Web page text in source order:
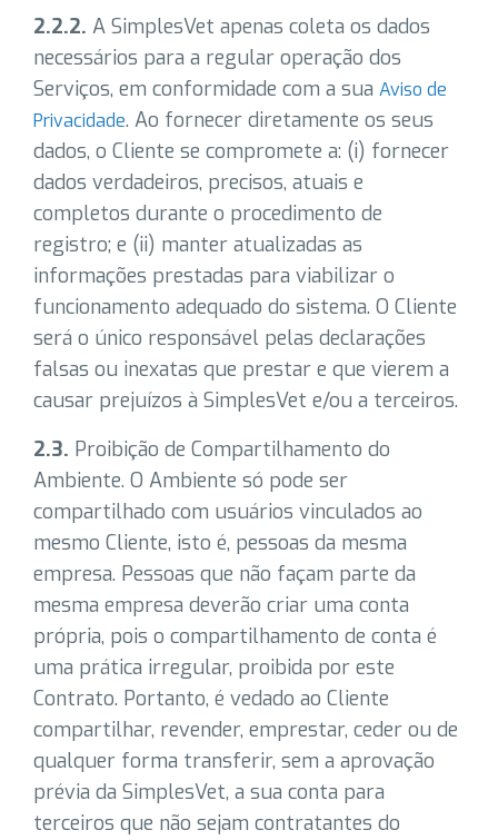
2.2.2. A SimplesVet apenas coleta os dados
necessários para a regular operação dos
Serviços, em conformidade com a sua Aviso de
Privacidade. Ao fornecer diretamente os seus
dados, o Cliente se compromete a: (i) fornecer
dados verdadeiros, precisos, atuais e
completos durante o procedimento de
registro; e (ii) manter atualizadas as
informações prestadas para viabilizar o
funcionamento adequado do sistema. O Cliente
será o único responsável pelas declarações
falsas ou inexatas que prestar e que vierem a
causar prejuízos à SimplesVet e/ou a terceiros.
2.3. Proibição de Compartilhamento do
Ambiente. O Ambiente só pode ser
compartilhado com usuários vinculados ao
mesmo Cliente, isto é, pessoas da mesma
empresa. Pessoas que não façam parte da
mesma empresa deverão criar uma conta
própria, pois o compartilhamento de conta é
uma prática irregular, proibida por este
Contrato. Portanto, é vedado ao Cliente
compartilhar, revender, emprestar, ceder ou de
qualquer forma transferir, sem a aprovação
prévia da SimplesVet, a sua conta para
terceiros que não sejam contratantes do